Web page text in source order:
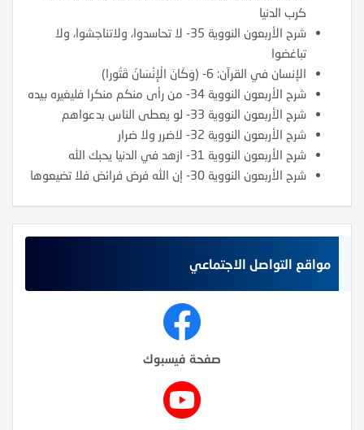
كرب الدنيا
شرح الأربعون النووية 35- لا تحاسدوا، ولاتناجشوا، ولا
تباغضوا
الإنسان في القرآن: 6- (وَكَانَ الْإِنْسَانُ قَتُورا)
شرح الأربعون النووية 34- من رأى منكم منكرا فليغيره بيده
شرح الأربعون النووية 33- لو يعطى الناس بدعواهم
شرح الأربعون النووية 32- لاضرر ولا ضرار
شرح الأربعون النووية 31- ازهد في الدنيا يحبك الله
شرح الأربعون النووية 30- إن الله فرض فرائض فلا تضيعوها
مواقع التواصل الاجتماعي
صفحة فيسبوك